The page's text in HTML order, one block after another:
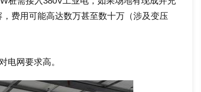
费用可能高达数万甚至数十万（涉及变压
电网要求高。